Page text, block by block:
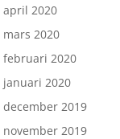
april 2020
mars 2020
februari 2020
januari 2020
december 2019
november 2019